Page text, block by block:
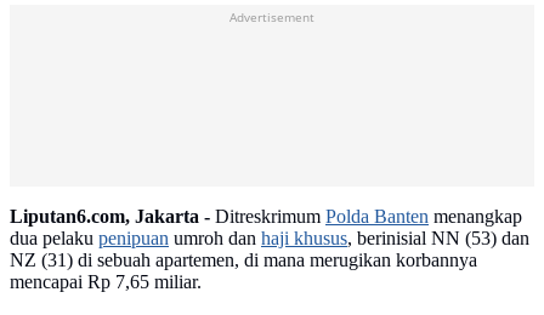
Advertisement
Liputan6.com, Jakarta - Ditreskrimum Polda Banten menangkap
dua pelaku penipuan umroh dan haji khusus, berinisial NN (53) dan
NZ (31) di sebuah apartemen, di mana merugikan korbannya
mencapai Rp 7,65 miliar.